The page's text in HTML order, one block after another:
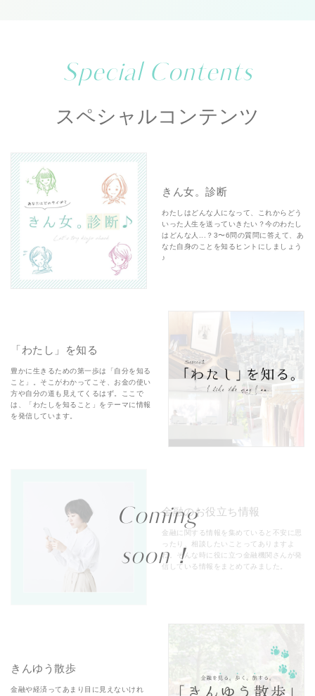
Special Contents
スペシャルコンテンツ
きん女。診断
わたしはどんな人になって、これからどう
いった人生を送っていきたい？今のわたし
はどんな人...？3〜6問の質問に答えて、あ
なた自身のことを知るヒントにしましょう
♪
「わたし」を知る
豊かに生きるための第一歩は「自分を知る
こと」。そこがわかってこそ、お金の使い
方や自分の道も見えてくるはず。ここで
は、「わたしを知ること」をテーマに情報
を発信しています。
Coming
soon！
金融のお役立ち情報
金融に関する情報を集めていると不安に思
ったり、相談したいことってありますよ
ね。そんな時に役に立つ金融機関さんが発
信している情報をまとめてみました。
きんゆう散歩
金融や経済ってあまり目に見えないけれ